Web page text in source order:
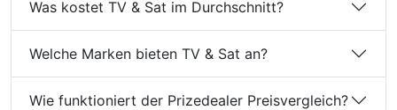
Was kostet TV & Sat im Durchschnitt?
Welche Marken bieten TV & Sat an?
Wie funktioniert der Prizedealer Preisvergleich?